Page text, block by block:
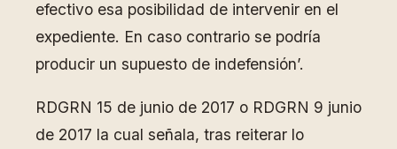
efectivo esa posibilidad de intervenir en el
expediente. En caso contrario se podría
producir un supuesto de indefensión’.
RDGRN 15 de junio de 2017 o RDGRN 9 junio
de 2017 la cual señala, tras reiterar lo